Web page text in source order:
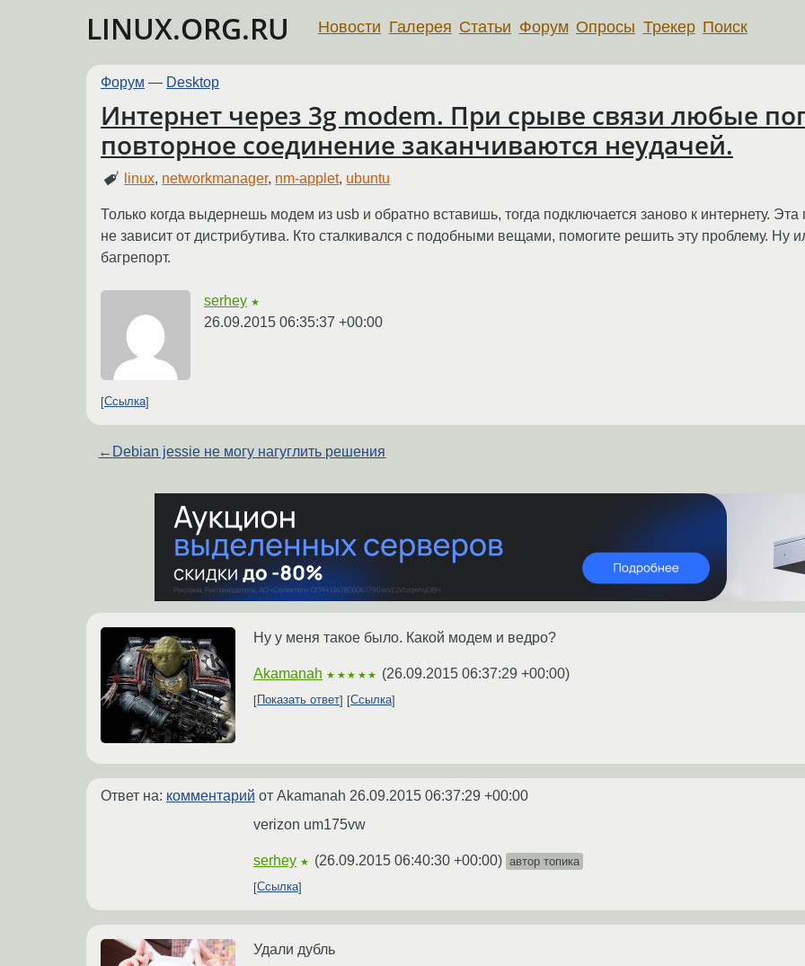
LINUX.ORG.RU Новости Галерея Статьи Форум Опросы Трекер Поиск
Форум — Desktop
Интернет через 3g modem. При срыве связи любые
повторное соединение заканчиваются неудачей.
linux, networkmanager, nm-applet, ubuntu
Только когда выдернешь модем из usb и обратно вставишь, тогда подключается заново к интернету.
не зависит от дистрибутива. Кто сталкивался с подобными вещами, помогите решить эту проблему. Ну
багрепорт.
serhey ★
26.09.2015 06:35:37 +00:00
Ссылка
← Debian jessie не могу нагуглить решения
Ну у меня такое было. Какой модем и ведро?
Akamanah ★★★★★ (26.09.2015 06:37:29 +00:00)
Показать ответ Ссылка
Ответ на: комментарий от Akamanah 26.09.2015 06:37:29 +00:00
verizon um175vw
serhey ★ (26.09.2015 06:40:30 +00:00) автор топика
Ссылка
Удали дубль